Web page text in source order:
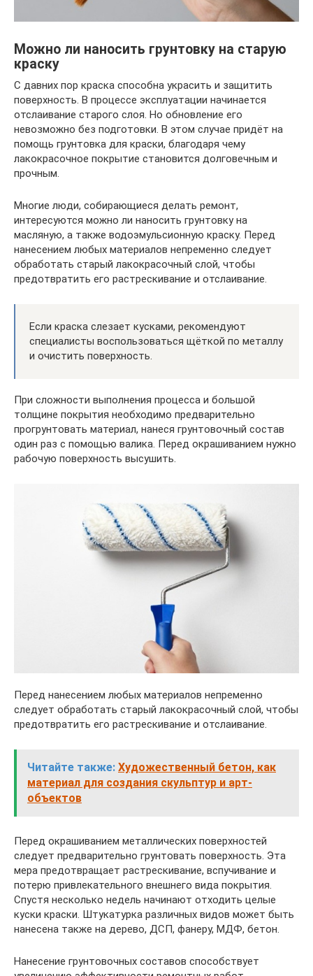
Можно ли наносить грунтовку на старую
краску
С давних пор краска способна украсить и защитить
поверхность. В процессе эксплуатации начинается
отслаивание старого слоя. Но обновление его
невозможно без подготовки. В этом случае придёт на
помощь грунтовка для краски, благодаря чему
лакокрасочное покрытие становится долговечным и
прочным.
Многие люди, собирающиеся делать ремонт,
интересуются можно ли наносить грунтовку на
масляную, а также водоэмульсионную краску. Перед
нанесением любых материалов непременно следует
обработать старый лакокрасочный слой, чтобы
предотвратить его растрескивание и отслаивание.
Если краска слезает кусками, рекомендуют
специалисты воспользоваться щёткой по металлу
и очистить поверхность.
При сложности выполнения процесса и большой
толщине покрытия необходимо предварительно
прогрунтовать материал, нанеся грунтовочный состав
один раз с помощью валика. Перед окрашиванием нужно
рабочую поверхность высушить.
Перед нанесением любых материалов непременно
следует обработать старый лакокрасочный слой, чтобы
предотвратить его растрескивание и отслаивание.
Читайте также: Художественный бетон, как
материал для создания скульптур и арт-
объектов
Перед окрашиванием металлических поверхностей
следует предварительно грунтовать поверхность. Эта
мера предотвращает растрескивание, вспучивание и
потерю привлекательного внешнего вида покрытия.
Спустя несколько недель начинают отходить целые
куски краски. Штукатурка различных видов может быть
нанесена также на дерево, ДСП, фанеру, МДФ, бетон.
Нанесение грунтовочных составов способствует